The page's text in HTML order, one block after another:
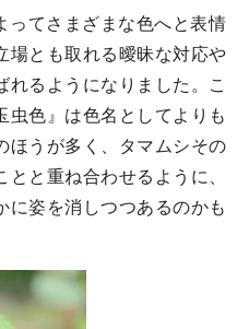
ってさまざまな色へと表情
場とも取れる曖昧な対応や
るようになりました。こ
虫色』は色名としてよりも
ほうが多く、タマムシその
と重ね合わせるように、
に姿を消しつつあるのかも